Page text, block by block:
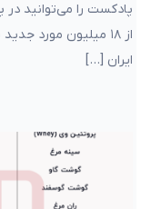
پادکست را می‌توانید
از ۱۸ میلیون مورد
ایران […]